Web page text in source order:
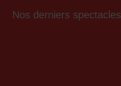
Nos derniers spectacles